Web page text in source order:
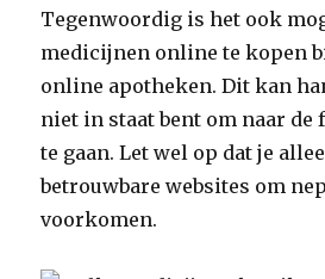
Tegenwoordig is het ook
medicijnen online te kopen
online apotheken. Dit kan
niet in staat bent om naar de
te gaan. Let wel op dat je
betrouwbare websites om
voorkomen.